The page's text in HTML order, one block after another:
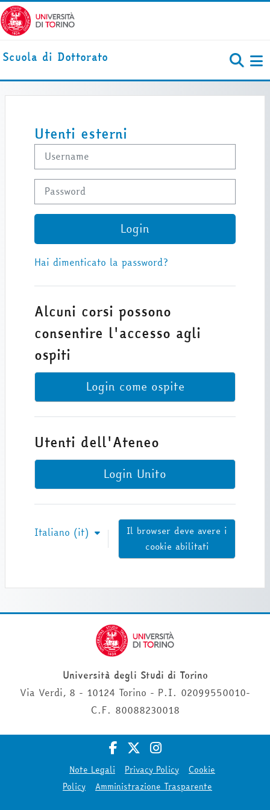
Vai al contenuto principale
Scuola di Dottorato
Username
Password
Login
Hai dimenticato la password?
Alcuni corsi possono
consentire l'accesso agli
ospiti
Login come ospite
Utenti dell'Ateneo
Login Unito
Italiano ‎(it)‎
Il browser deve avere i
cookie abilitati
Università degli Studi di Torino
Via Verdi, 8 - 10124 Torino - P.I. 02099550010-
C.F. 80088230018
Note Legali Privacy Policy
Cookie
Policy
Amministrazione Trasparente